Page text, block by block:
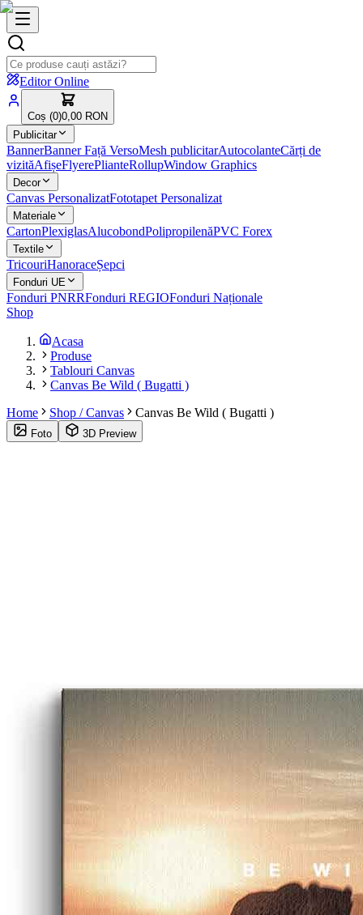
Editor Online
Coș (0)0,00 RON
Publicitar
BannerBanner Față VersoMesh publicitarAutocolanteCărți de
vizităAfișeFlyerePlianteRollupWindow Graphics
Decor
Canvas PersonalizatFototapet Personalizat
Materiale
CartonPlexiglasAlucobondPolipropilenăPVC Forex
Textile
TricouriHanoraceȘepci
Fonduri UE
Fonduri PNRRFonduri REGIOFonduri Naționale
Shop
Acasa
Produse
Tablouri Canvas
Canvas Be Wild ( Bugatti )
Home
Shop / Canvas Canvas Be Wild ( Bugatti )
Foto 3D Preview